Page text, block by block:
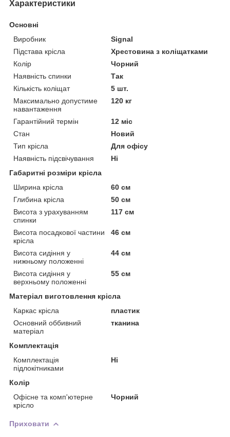
Характеристики
Основні
Виробник
Signal
Підстава крісла
Хрестовина з коліщатками
Колір
Чорний
Наявність спинки
Так
Кількість коліщат
5 шт.
Максимально допустиме
навантаження
120 кг
Гарантійний термін
12 міс
Стан
Новий
Тип крісла
Для офісу
Наявність підсвічування
Ні
Габаритні розміри крісла
Ширина крісла
60 см
Глибина крісла
50 см
Висота з урахуванням
спинки
117 см
Висота посадкової частини
крісла
46 см
Висота сидіння у
нижньому положенні
44 см
Висота сидіння у
верхньому положенні
55 см
Матеріал виготовлення крісла
Каркас крісла
пластик
Основний оббивний
матеріал
тканина
Комплектація
Комплектація
підлокітниками
Ні
Колір
Офісне та комп'ютерне
крісло
Чорний
Приховати